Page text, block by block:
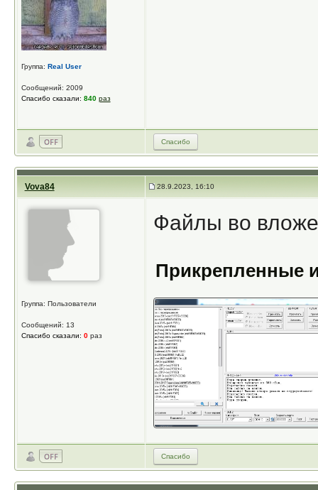
Группа: Real User
Сообщений: 2009
Спасибо сказали: 840 раз
Спасибо
Vova84 28.9.2023, 16:10
Группа: Пользователи
Сообщений: 13
Спасибо сказали: 0раз
Файлы во
Прикрепленные
Спасибо